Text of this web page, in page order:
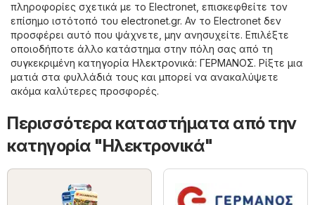
πληροφορίες σχετικά με το Electronet, επισκεφθείτε τον
επίσημο ιστότοπό του electronet.gr. Αν το Electronet δεν
προσφέρει αυτό που ψάχνετε, μην ανησυχείτε. Επιλέξτε
οποιοδήποτε άλλο κατάστημα στην πόλη σας από τη
συγκεκριμένη κατηγορία Hλεκτρονικά: ΓΕΡΜΑΝΟΣ. Ρίξτε μια
ματιά στα φυλλάδιά τους και μπορεί να ανακαλύψετε
ακόμα καλύτερες προσφορές.
Περισσότερα καταστήματα από την
κατηγορία "Hλεκτρονικά"